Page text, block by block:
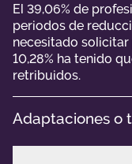
El 39,06% de
periodos de
necesitado solicitar
10,28% ha tenido
retribuidos.
Adaptaciones o